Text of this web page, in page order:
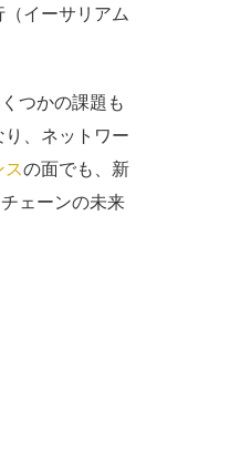
イーサリアム
つかの課題も
、ネットワー
の面でも、新
ェーンの未来